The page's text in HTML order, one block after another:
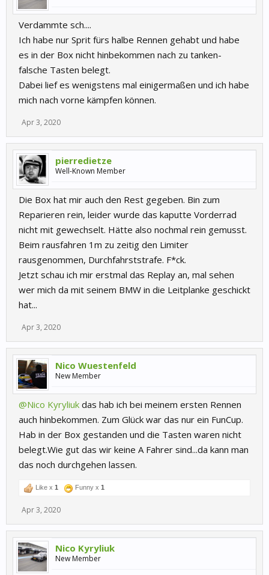
Verdammte sch....
Ich habe nur Sprit fürs halbe Rennen gehabt und habe
es in der Box nicht hinbekommen nach zu tanken-
falsche Tasten belegt.
Dabei lief es wenigstens mal einigermaßen und ich habe
mich nach vorne kämpfen können.
Apr 3, 2020
pierredietze
Well-Known Member
Die Box hat mir auch den Rest gegeben. Bin zum
Reparieren rein, leider wurde das kaputte Vorderrad
nicht mit gewechselt. Hätte also nochmal rein gemusst.
Beim rausfahren 1m zu zeitig den Limiter
rausgenommen, Durchfahrststrafe. F*ck.
Jetzt schau ich mir erstmal das Replay an, mal sehen
wer mich da mit seinem BMW in die Leitplanke geschickt
hat...
Apr 3, 2020
Nico Wuestenfeld
New Member
@Nico Kyryliuk das hab ich bei meinem ersten Rennen
auch hinbekommen. Zum Glück war das nur ein FunCup.
Hab in der Box gestanden und die Tasten waren nicht
belegt.Wie gut das wir keine A Fahrer sind...da kann man
das noch durchgehen lassen.
Like x 1 Funny x 1
Apr 3, 2020
Nico Kyryliuk
New Member